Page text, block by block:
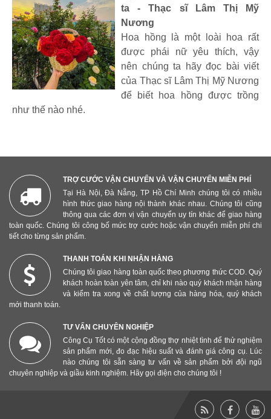
ta - Thạc sĩ Lâm Thị Mỹ
Nương
Hoa hồng là một loài hoa rất
được phái nữ yêu thích, vậy
nên chúng ta hãy đọc bài viết
của Thạc sĩ Lâm Thị Mỹ Nương
để biết hoa hồng được trồng
như thế nào nhé.
TRỢ CƯỚC VẬN CHUYỂN VÀ VẬN CHUYỂN MIỄN PHÍ
Tại Hà Nội, Đà Nẵng, TP Hồ Chí Minh chúng tôi có nhiều
hình thức giao hàng nội thành khác nhau. Chúng tôi cũng
thông qua các đơn vị vận chuyển uy tín khác để giao hàng
toàn quốc. Chúng tôi công bố mức trợ cước hoặc vận chuyển miễn phí chi
tiết cho từng sản phẩm.
THANH TOÁN KHI NHẬN HÀNG
Chúng tôi giao hàng toàn quốc theo phương thức COD. Quý
khách hoàn toàn yên tâm, chỉ khi nào quý khách nhận hàng
và kiểm tra xong về chất lượng của hàng hóa, quý khách
mới thanh toán.
TƯ VẤN CHUYÊN NGHIỆP
Công Cụ Tốt có một cộng đồng thợ nhiệt tình để thử nghiệm
sản phẩm mới, đo đạc hiệu suất và đánh giá công cụ. Lúc
nào chúng tôi sẵn sàng tư vấn về sản phẩm bởi đội ngũ
chuyên nghiệp và giầu kinh nghiệm. Hãy gọi điện cho chúng tôi !